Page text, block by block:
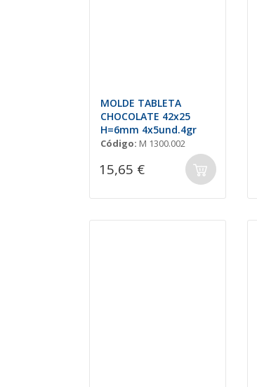
MOLDE TABLETA
CHOCOLATE 42x25
H=6mm 4x5und.4gr
Código: M 1300.002
15,65 €